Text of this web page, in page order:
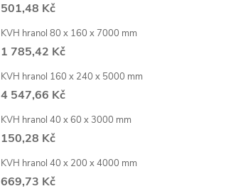
501,48 Kč
KVH hranol 80 x 160 x 7000 mm
1 785,42 Kč
KVH hranol 160 x 240 x 5000 mm
4 547,66 Kč
KVH hranol 40 x 60 x 3000 mm
150,28 Kč
KVH hranol 40 x 200 x 4000 mm
669,73 Kč